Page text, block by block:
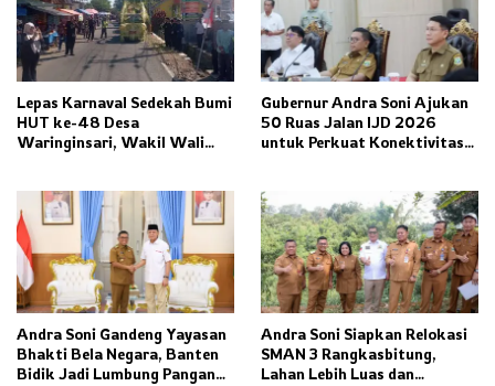
Lepas Karnaval Sedekah Bumi
HUT ke-48 Desa
Waringinsari, Wakil Wali
Pelestarian Budaya
Gubernur Andra Soni Ajukan
50 Ruas Jalan IJD 2026
untuk Perkuat Konektivitas
Andra Soni Gandeng Yayasan
Bhakti Bela Negara, Banten
Bidik Jadi Lumbung Pangan
Andra Soni Siapkan Relokasi
SMAN 3 Rangkasbitung,
Lahan Lebih Luas dan